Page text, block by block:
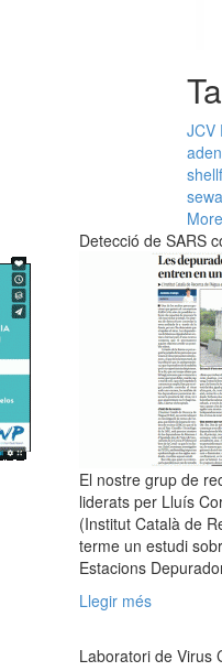
JCV
More
Detecció de SARS
El nostre grup de
liderats per Lluís
(Institut Català de
terme un estudi
Estacions
Llegir més
Laboratori de Virus